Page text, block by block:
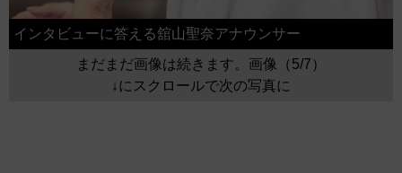
インタビューに答える舘山聖奈アナウンサー
まだまだ画像は続きます。画像（5/7）
↓にスクロールで次の写真に